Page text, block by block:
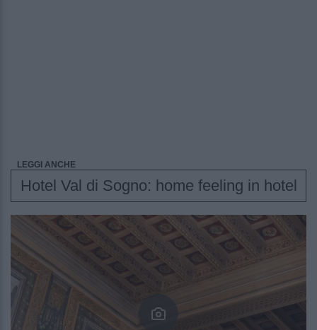
LEGGI ANCHE
Hotel Val di Sogno: home feeling in hotel